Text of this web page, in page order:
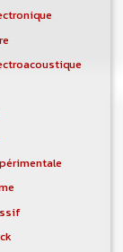
sur le
un
des